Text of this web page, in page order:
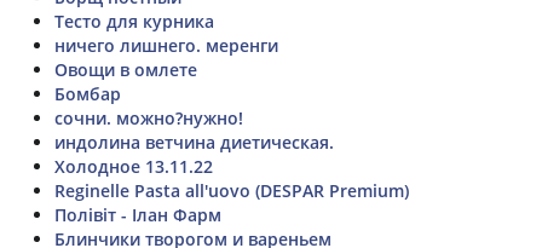
Тесто для курника
ничего лишнего. меренги
Овощи в омлете
Бомбар
сочни. можно?нужно!
индолина ветчина диетическая.
Холодное 13.11.22
Reginelle Pasta all'uovo (DESPAR Premium)
Полівіт - Ілан Фарм
Блинчики творогом и вареньем